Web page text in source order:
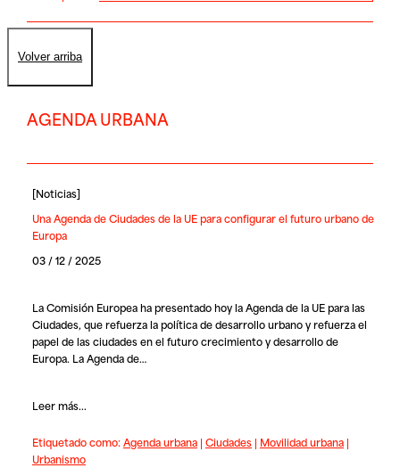
Volver arriba
AGENDA URBANA
[Noticias]
Una Agenda de Ciudades de la UE para configurar el futuro urbano de
Europa
03 / 12 / 2025
La Comisión Europea ha presentado hoy la Agenda de la UE para las
Ciudades, que refuerza la política de desarrollo urbano y refuerza el
papel de las ciudades en el futuro crecimiento y desarrollo de
Europa. La Agenda de…
Leer más...
Etiquetado como:Agenda urbana| Ciudades| Movilidad urbana|
Urbanismo